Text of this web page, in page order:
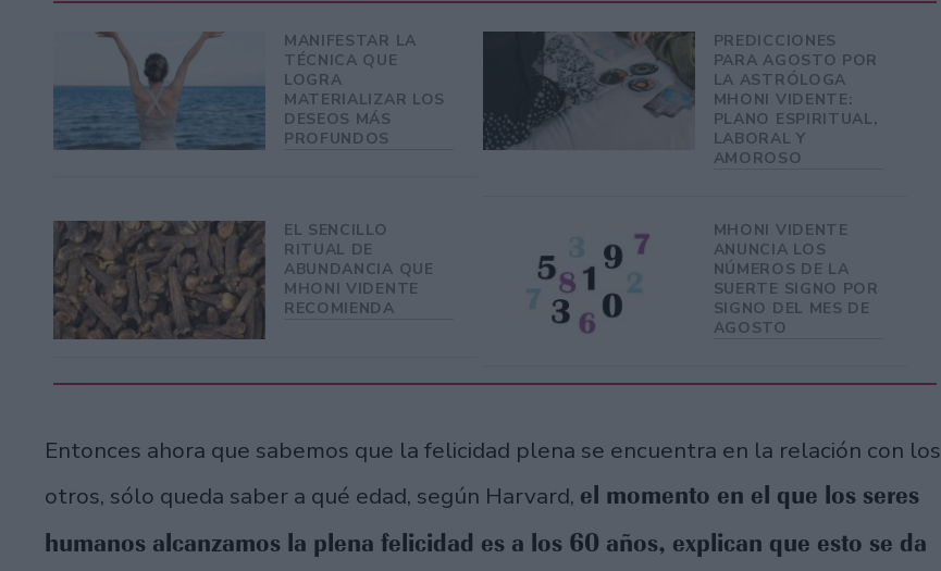
MANIFESTAR LA
TÉCNICA QUE
LOGRA
MATERIALIZAR LOS
DESEOS MÁS
PROFUNDOS
PREDICCIONES
PARA AGOSTO POR
LA ASTRÓLOGA
MHONI VIDENTE:
PLANO ESPIRITUAL,
LABORAL Y
AMOROSO
EL SENCILLO
RITUAL DE
ABUNDANCIA QUE
MHONI VIDENTE
RECOMIENDA
MHONI VIDENTE
ANUNCIA LOS
NÚMEROS DE LA
SUERTE SIGNO POR
SIGNO DEL MES DE
AGOSTO
Entonces ahora que sabemos que la felicidad plena se encuentra en la relación con los
otros, sólo queda saber a qué edad, según Harvard, el momento en el que los seres
humanos alcanzamos la plena felicidad es a los 60 años, explican que esto se da